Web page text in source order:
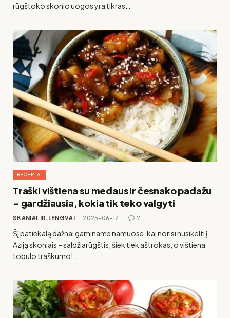
rūgštoko skonio uogos yra tikras…
RECEPTAI
Traški vištiena su medaus ir česnako padažu
– gardžiausia, kokia tik teko valgyti
SKANIAI.IR.LENGVAI 2025-06-12 2
Šį patiekalą dažnai gaminame namuose, kai norisi nusikelti į
Aziją skoniais – saldžiarūgštis, šiek tiek aštrokas, o vištiena
tobulo traškumo!…